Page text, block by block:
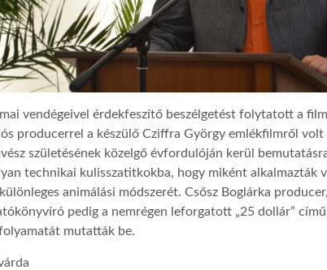
vendégeivel érdekfeszítő beszélgetést folytatott a
producerrel a készülő Cziffra György emlékfilmről volt
születésének közelgő évfordulóján kerül
technikai kulisszatitkokba, hogy miként alkalmazták
animálási módszerét. Csősz Boglárka
pedig a nemrégen leforgatott „25 dollár”
mutatták be.